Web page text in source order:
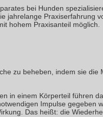
bei Hunden
jahrelange Praxiserfahrung
hohem Praxisanteil möglich.
zu beheben, indem sie die
in einem Körperteil führen
Impulse gegeben
Das heißt: die